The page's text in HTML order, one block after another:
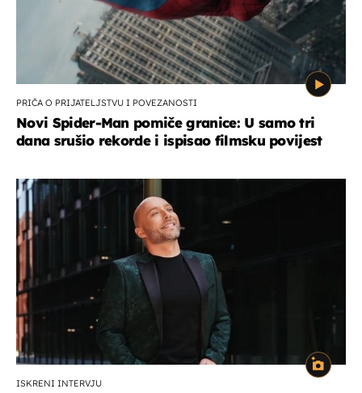
PRIČA O PRIJATELJSTVU I POVEZANOSTI
Novi Spider-Man pomiče granice: U samo tri
dana srušio rekorde i ispisao filmsku povijest
ISKRENI INTERVJU